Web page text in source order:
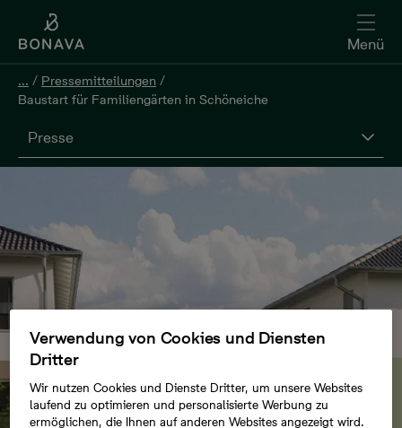
Menü
... / Pressemitteilungen /
Baustart für Familiengärten in Schöneiche
Presse
Verwendung von Cookies und Diensten
Dritter
Wir nutzen Cookies und Dienste Dritter, um unsere Websites
laufend zu optimieren und personalisierte Werbung zu
ermöglichen, die Ihnen auf anderen Websites angezeigt wird.